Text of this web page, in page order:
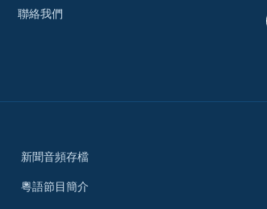
聯絡我們
新聞音頻存檔
粵語節目簡介